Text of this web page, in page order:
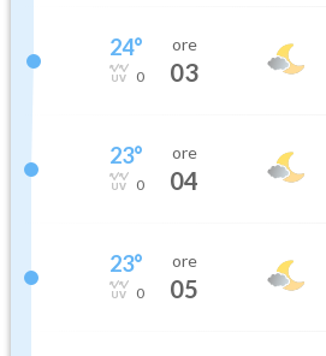
24°
0
ore
03
23°
0
ore
04
23°
0
ore
05